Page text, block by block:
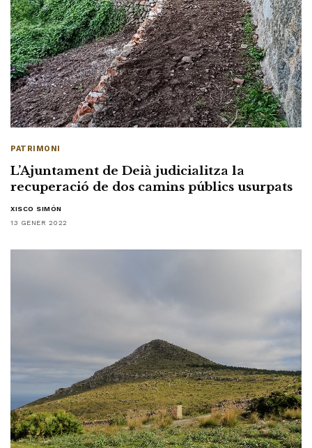
PATRIMONI
L’Ajuntament de Deià judicialitza la
recuperació de dos camins públics usurpats
XISCO SIMÓN
13 GENER 2022